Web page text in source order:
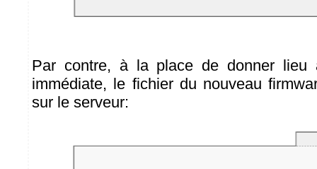
Par contre, à la place de donner
immédiate, le fichier du nouveau
sur le serveur: